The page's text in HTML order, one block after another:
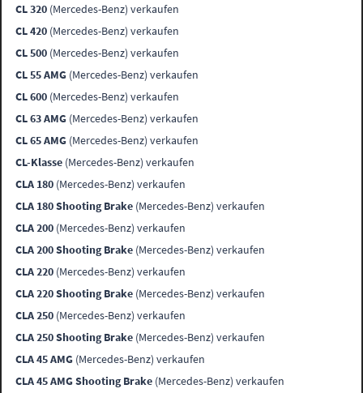
CL 320 (Mercedes-Benz) verkaufen
CL 420 (Mercedes-Benz) verkaufen
CL 500 (Mercedes-Benz) verkaufen
CL 55 AMG (Mercedes-Benz) verkaufen
CL 600 (Mercedes-Benz) verkaufen
CL 63 AMG (Mercedes-Benz) verkaufen
CL 65 AMG (Mercedes-Benz) verkaufen
CL-Klasse (Mercedes-Benz) verkaufen
CLA 180 (Mercedes-Benz) verkaufen
CLA 180 Shooting Brake (Mercedes-Benz) verkaufen
CLA 200 (Mercedes-Benz) verkaufen
CLA 200 Shooting Brake (Mercedes-Benz) verkaufen
CLA 220 (Mercedes-Benz) verkaufen
CLA 220 Shooting Brake (Mercedes-Benz) verkaufen
CLA 250 (Mercedes-Benz) verkaufen
CLA 250 Shooting Brake (Mercedes-Benz) verkaufen
CLA 45 AMG (Mercedes-Benz) verkaufen
CLA 45 AMG Shooting Brake (Mercedes-Benz) verkaufen